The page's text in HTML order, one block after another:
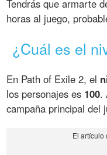
Tendrás que armarte
horas al juego,
¿Cuál es el
En Path of Exile 2, el
los personajes es 100.
campaña principal del